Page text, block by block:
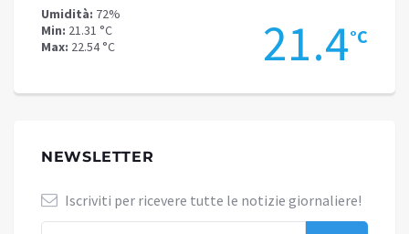
°CMin:16.22 °C
Max:
18.92 °C
NEWSLETTER
Iscriviti per ricevere tutte le notizie giornaliere!